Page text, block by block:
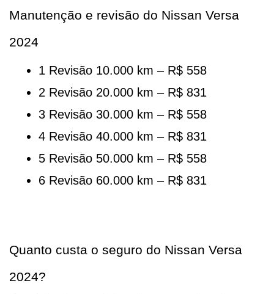
Manutenção e revisão do Nissan Versa
2024
1 Revisão 10.000 km – R$ 558
2 Revisão 20.000 km – R$ 831
3 Revisão 30.000 km – R$ 558
4 Revisão 40.000 km – R$ 831
5 Revisão 50.000 km – R$ 558
6 Revisão 60.000 km – R$ 831
Quanto custa o seguro do Nissan Versa
2024?